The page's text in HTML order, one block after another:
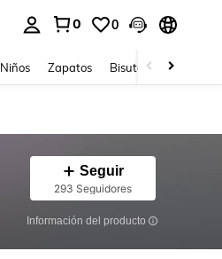
0 0
Niños Zapatos Bisutería Y
Seguir
293 Seguidores
Información del producto